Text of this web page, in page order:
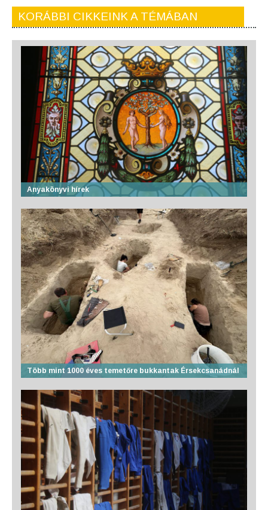
KORÁBBI CIKKEINK A TÉMÁBAN
Anyakönyvi hírek
Több mint 1000 éves temetőre bukkantak Érsekcsanádnál